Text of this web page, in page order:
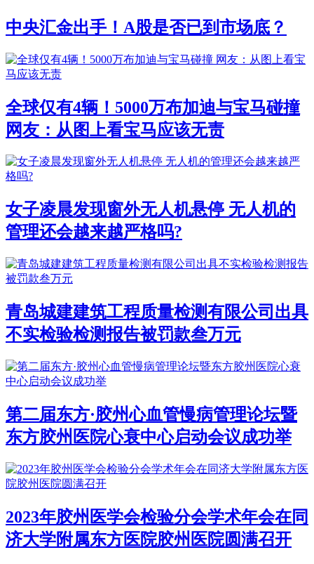
中央汇金出手！A股是否已到市场底？
全球仅有4辆！5000万布加迪与宝马碰撞
网友：从图上看宝马应该无责
女子凌晨发现窗外无人机悬停 无人机的
管理还会越来越严格吗?
青岛城建建筑工程质量检测有限公司出具
不实检验检测报告被罚款叁万元
第二届东方·胶州心血管慢病管理论坛暨
东方胶州医院心衰中心启动会议成功举
2023年胶州医学会检验分会学术年会在同
济大学附属东方医院胶州医院圆满召开